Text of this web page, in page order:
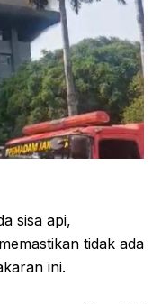
sisa api,
tidak ada
ini.